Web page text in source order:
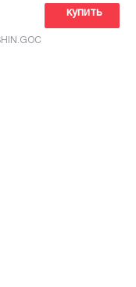
купить